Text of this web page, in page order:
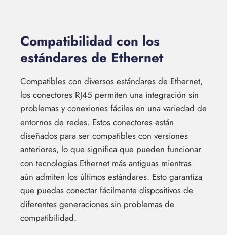
Compatibilidad con los
estándares de Ethernet
Compatibles con diversos estándares de Ethernet,
los conectores RJ45 permiten una integración sin
problemas y conexiones fáciles en una variedad de
entornos de redes. Estos conectores están
diseñados para ser compatibles con versiones
anteriores, lo que significa que pueden funcionar
con tecnologías Ethernet más antiguas mientras
aún admiten los últimos estándares. Esto garantiza
que puedas conectar fácilmente dispositivos de
diferentes generaciones sin problemas de
compatibilidad.